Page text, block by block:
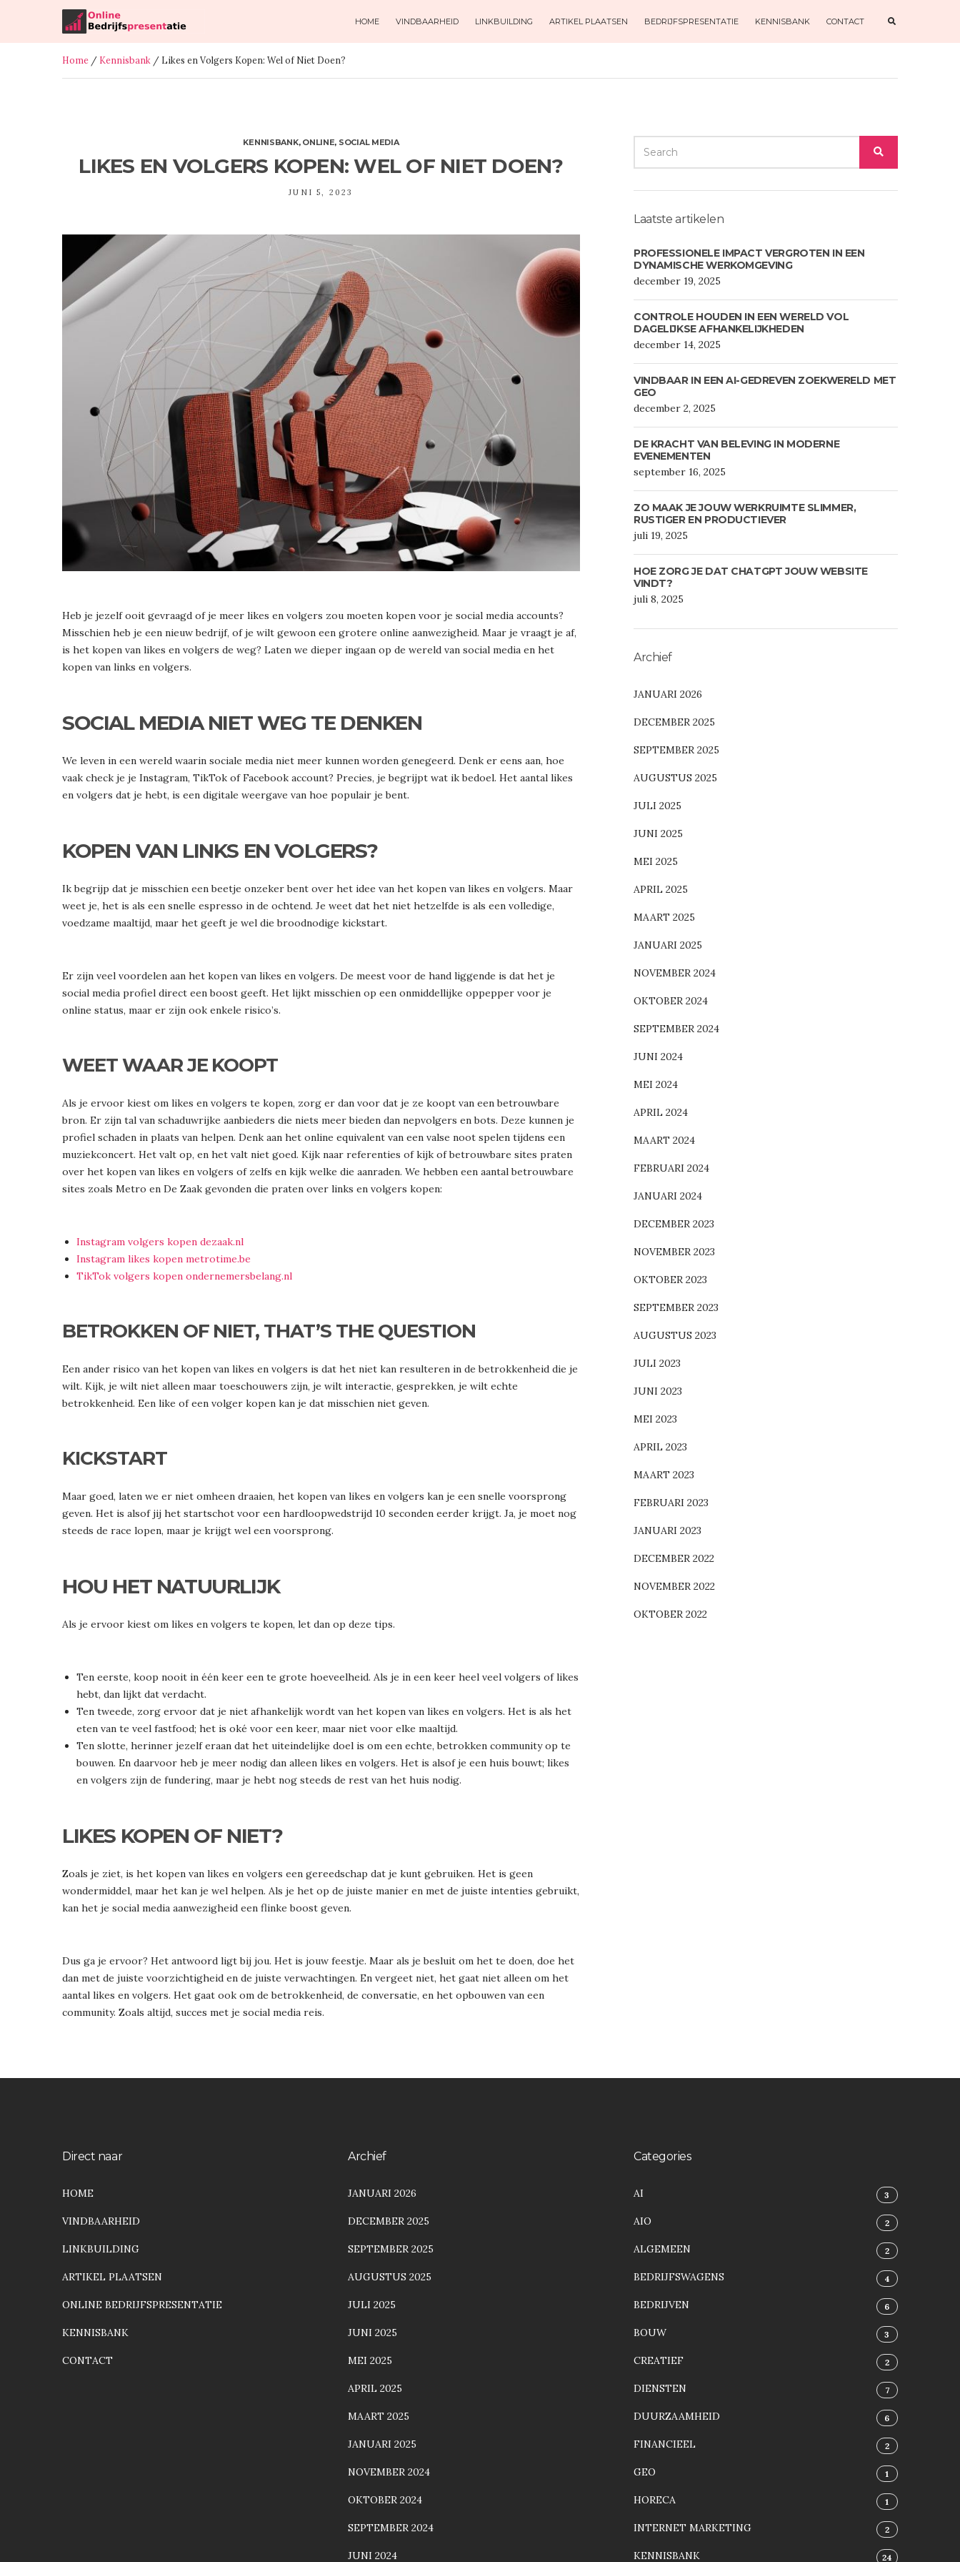
HOME VINDBAARHEID LINKBUILDING ARTIKEL PLAATSEN BEDRIJFSPRESENTATIE KENNISBANK CONTACT
A
E
Home / Kennisbank / Likes en Volgers Kopen: Wel of Niet Doen?
KENNISBANK, ONLINE, SOCIAL MEDIA
LIKES EN VOLGERS KOPEN: WEL OF NIET DOEN?
JUNI 5, 2023
Heb je jezelf ooit gevraagd of je meer likes en volgers zou moeten kopen voor je social media accounts?
Misschien heb je een nieuw bedrijf, of je wilt gewoon een grotere online aanwezigheid. Maar je vraagt je af,
is het kopen van likes en volgers de weg? Laten we dieper ingaan op de wereld van social media en het
kopen van links en volgers.
SOCIAL MEDIA NIET WEG TE DENKEN
We leven in een wereld waarin sociale media niet meer kunnen worden genegeerd. Denk er eens aan, hoe
vaak check je je Instagram, TikTok of Facebook account? Precies, je begrijpt wat ik bedoel. Het aantal likes
en volgers dat je hebt, is een digitale weergave van hoe populair je bent.
KOPEN VAN LINKS EN VOLGERS?
Ik begrijp dat je misschien een beetje onzeker bent over het idee van het kopen van likes en volgers. Maar
weet je, het is als een snelle espresso in de ochtend. Je weet dat het niet hetzelfde is als een volledige,
voedzame maaltijd, maar het geeft je wel die broodnodige kickstart.
Er zijn veel voordelen aan het kopen van likes en volgers. De meest voor de hand liggende is dat het je
social media profiel direct een boost geeft. Het lijkt misschien op een onmiddellijke oppepper voor je
online status, maar er zijn ook enkele risico’s.
WEET WAAR JE KOOPT
Als je ervoor kiest om likes en volgers te kopen, zorg er dan voor dat je ze koopt van een betrouwbare
bron. Er zijn tal van schaduwrijke aanbieders die niets meer bieden dan nepvolgers en bots. Deze kunnen je
profiel schaden in plaats van helpen. Denk aan het online equivalent van een valse noot spelen tijdens een
muziekconcert. Het valt op, en het valt niet goed. Kijk naar referenties of kijk of betrouwbare sites praten
over het kopen van likes en volgers of zelfs en kijk welke die aanraden. We hebben een aantal betrouwbare
sites zoals Metro en De Zaak gevonden die praten over links en volgers kopen:
Instagram volgers kopen dezaak.nl
Instagram likes kopen metrotime.be
TikTok volgers kopen ondernemersbelang.nl
BETROKKEN OF NIET, THAT’S THE QUESTION
Een ander risico van het kopen van likes en volgers is dat het niet kan resulteren in de betrokkenheid die je
wilt. Kijk, je wilt niet alleen maar toeschouwers zijn, je wilt interactie, gesprekken, je wilt echte
betrokkenheid. Een like of een volger kopen kan je dat misschien niet geven.
KICKSTART
Maar goed, laten we er niet omheen draaien, het kopen van likes en volgers kan je een snelle voorsprong
geven. Het is alsof jij het startschot voor een hardloopwedstrijd 10 seconden eerder krijgt. Ja, je moet nog
steeds de race lopen, maar je krijgt wel een voorsprong.
HOU HET NATUURLIJK
Als je ervoor kiest om likes en volgers te kopen, let dan op deze tips.
Ten eerste, koop nooit in één keer een te grote hoeveelheid. Als je in een keer heel veel volgers of likes
hebt, dan lijkt dat verdacht.
Ten tweede, zorg ervoor dat je niet afhankelijk wordt van het kopen van likes en volgers. Het is als het
eten van te veel fastfood; het is oké voor een keer, maar niet voor elke maaltijd.
Ten slotte, herinner jezelf eraan dat het uiteindelijke doel is om een echte, betrokken community op te
bouwen. En daarvoor heb je meer nodig dan alleen likes en volgers. Het is alsof je een huis bouwt; likes
en volgers zijn de fundering, maar je hebt nog steeds de rest van het huis nodig.
LIKES KOPEN OF NIET?
Zoals je ziet, is het kopen van likes en volgers een gereedschap dat je kunt gebruiken. Het is geen
wondermiddel, maar het kan je wel helpen. Als je het op de juiste manier en met de juiste intenties gebruikt,
kan het je social media aanwezigheid een flinke boost geven.
Dus ga je ervoor? Het antwoord ligt bij jou. Het is jouw feestje. Maar als je besluit om het te doen, doe het
dan met de juiste voorzichtigheid en de juiste verwachtingen. En vergeet niet, het gaat niet alleen om het
aantal likes en volgers. Het gaat ook om de betrokkenheid, de conversatie, en het opbouwen van een
community. Zoals altijd, succes met je social media reis.
SEARCH
FOR:
SEARCH
Laatste artikelen
PROFESSIONELE IMPACT VERGROTEN IN EEN
DYNAMISCHE WERKOMGEVING
december 19, 2025
CONTROLE HOUDEN IN EEN WERELD VOL
DAGELIJKSE AFHANKELIJKHEDEN
december 14, 2025
VINDBAAR IN EEN AI-GEDREVEN ZOEKWERELD MET
GEO
december 2, 2025
DE KRACHT VAN BELEVING IN MODERNE
EVENEMENTEN
september 16, 2025
ZO MAAK JE JOUW WERKRUIMTE SLIMMER,
RUSTIGER EN PRODUCTIEVER
juli 19, 2025
HOE ZORG JE DAT CHATGPT JOUW WEBSITE
VINDT?
juli 8, 2025
Archief
JANUARI 2026
DECEMBER 2025
SEPTEMBER 2025
AUGUSTUS 2025
JULI 2025
JUNI 2025
MEI 2025
APRIL 2025
MAART 2025
JANUARI 2025
NOVEMBER 2024
OKTOBER 2024
SEPTEMBER 2024
JUNI 2024
MEI 2024
APRIL 2024
MAART 2024
FEBRUARI 2024
JANUARI 2024
DECEMBER 2023
NOVEMBER 2023
OKTOBER 2023
SEPTEMBER 2023
AUGUSTUS 2023
JULI 2023
JUNI 2023
MEI 2023
APRIL 2023
MAART 2023
FEBRUARI 2023
JANUARI 2023
DECEMBER 2022
NOVEMBER 2022
OKTOBER 2022
Direct naar
HOME
VINDBAARHEID
LINKBUILDING
ARTIKEL PLAATSEN
ONLINE BEDRIJFSPRESENTATIE
KENNISBANK
CONTACT
Archief
JANUARI 2026
DECEMBER 2025
SEPTEMBER 2025
AUGUSTUS 2025
JULI 2025
JUNI 2025
MEI 2025
APRIL 2025
MAART 2025
JANUARI 2025
NOVEMBER 2024
OKTOBER 2024
SEPTEMBER 2024
JUNI 2024
Categories
AI 3
AIO 2
ALGEMEEN 2
BEDRIJFSWAGENS 4
BEDRIJVEN 6
BOUW 3
CREATIEF 2
DIENSTEN 7
DUURZAAMHEID 6
FINANCIEEL 2
GEO 1
HORECA 1
INTERNET MARKETING 2
KENNISBANK 24